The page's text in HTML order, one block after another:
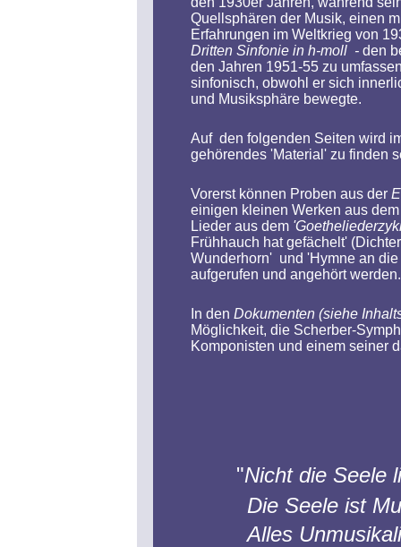
Quellsphären der Musik, einen
Erfahrungen im Weltkrieg von
Dritten Sinfonie in h-moll - den
den Jahren 1951-55 zu
sinfonisch, obwohl er sich
und Musiksphäre bewegte.
Auf den folgenden Seiten wird
gehörendes 'Material' zu finden
Vorerst können Proben aus der
einigen kleinen Werken aus
Lieder aus dem
Frühhauch hat gefächelt'
Wunderhorn' und 'Hymne an
aufgerufen und angehört werden.
In den Dokumenten (siehe
Möglichkeit, die Scherber-
Komponisten und einem seiner
"Nicht die Seele
Die Seele ist
Alles